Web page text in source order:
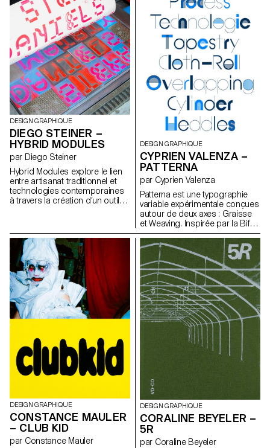
cette vie — seulement des mots.
Ces mots deviennet alors un
héritage unique. Mais que
restera-t-il lorsqu'elle ne s’en
souviendra plus ? En mêlant
design graphique,
modélisation, nuages de points
et narration spatiale, ce projet
explore une forme de
transmission poétique, pour
recoudre les souvenirs et
préserver ce lien fragile entre
monde à hauteur d’enfant, où
les écosystèmes prennent vie à
travers le mobilier et
transforment le quotidien en
terrain d’exploration. Le jardin,
collection numéro 1 Le jardinier
a glissé des graines dans la
terre, le soleil brillant réchauffe
les pétales, la souris grignote
en cachette, et dans ce coin
plein de vie, chacun s'affaire, et
tout le monde sourit.
DESIGN GRAPHIQUE
DIEGO STEINER –
HYBRID MODULES
par Diego Steiner
Hybrid Modules explore le lien
entre artisanat traditionnel et
technologies contemporaines
à travers la création d’un outil
manuelle. Conçu sur une grille,
l’alphabet modulaire devient un
ensemble de matrices
physiques, insérables à la main
dans la presse. Le processus
lent et répétitif fait partie
intégrante du langage visuel,
rendant visible le temps et le
soin du geste. Une série
d’affiches au format A2
promeut un cycle de
conférences fictives intitulé
“ART, CRAFT & TECHNOLOGY –
Guests in Switzerland”.
DESIGN GRAPHIQUE
CYPRIEN VALENZA –
PATTERNA
par Cyprien Valenza
Patterna est une typographie
variable expérimentale conçues
autour de deux axes : Graisse
et Weaving. Inspirée par la Bifur
de Cassandre des années 30
et de l’ordonnancement des fils
sur les métiers Jacquard.
Patterna repose sur une grille
rigoureuse qui structure formes
et espacements. Son système
de couches modulable permet
de jouer graphiquement avec
les variations, rendant chaque
composition dynamique. De
nombreuses alternates
renforcent sa richesse formelle.
Patterna remet en question les
modulable, dense, pensée
comme outil graphique autant
que comme système d’écriture.
DESIGN GRAPHIQUE
CONSTANCE MAULER
– CLUB KID
par Constance Mauler
DESIGN GRAPHIQUE
CORALINE BEYELER –
5R
par Coraline Beyeler